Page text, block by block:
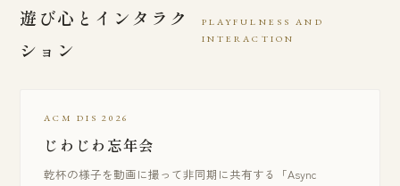
遊び心とインタラク
ション
PLAYFULNESS AND
INTERACTION
ACM DIS 2026
じわじわ忘年会
乾杯の様子を動画に撮って非同期に共有する「Async